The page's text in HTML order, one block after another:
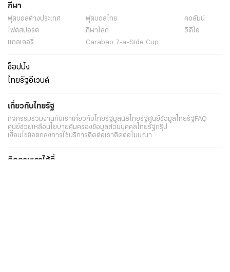
กีฬา
ฟุตบอลต่่างประเทศ ฟุตบอลไทย
คอลัมน์
ไฟต์สปอร์ต
กีฬาโลก
วิดีโอ
แกลเลอรี่
Carabao 7-a-Side Cup
ช็อปปิ้ง
ไทยรัฐอีเวนต์
เกี่ยวกับไทยรัฐ
กิจกรรมร่วมงานกับเราเกี่ยวกับไทยรัฐมูลนิธิไทยรัฐศูนย์ข้อมูลไทยรัฐFAQ
ศูนย์ช่วยเหลือนโยบายคุ้มครองข้อมูลส่วนบุคคลไทยรัฐกรุ๊ป
เงื่อนไขข้อตกลงการใช้บริการติดต่อเราติดต่อโฆษณา
ติดตามเราได้ที่